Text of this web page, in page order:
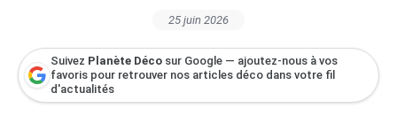
25 juin 2026
Suivez Planète Déco sur Google — ajoutez-nous à vos
favoris pour retrouver nos articles déco dans votre fil
d'actualités